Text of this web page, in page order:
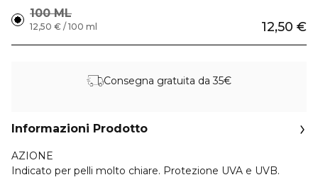
100 ML
12,50 €
12,50 € / 100 ml
Consegna gratuita da 35€
Informazioni Prodotto
AZIONE
Indicato per pelli molto chiare. Protezione UVA e UVB.